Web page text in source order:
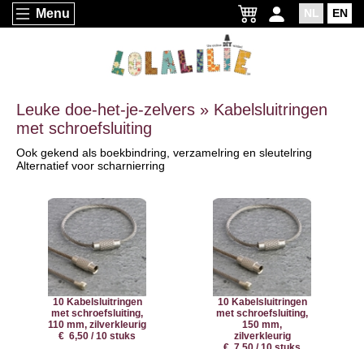
Menu NL EN
Leuke doe-het-je-zelvers » Kabelsluitringen
met schroefsluiting
Ook gekend als boekbindring, verzamelring en sleutelring
Alternatief voor scharnierring
10 Kabelsluitringen
met schroefsluiting,
110 mm, zilverkleurig
€ 6,50 / 10 stuks
10 Kabelsluitringen
met schroefsluiting,
150 mm,
zilverkleurig